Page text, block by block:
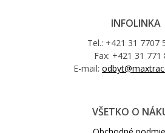
INFOLINKA
Tel.: +421 31 7707
Fax: +421 31 771
E-mail:
VŠETKO O